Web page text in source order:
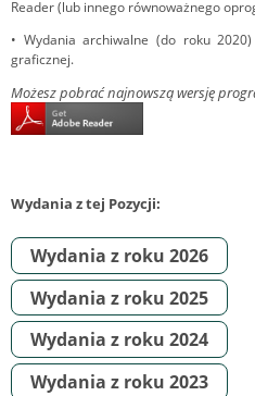
Reader (lub innego równoważnego
• Wydania archiwalne (do roku
graficznej.
Możesz pobrać najnowszą wersję
Wydania z tej Pozycji:
Wydania z roku 2026
Wydania z roku 2025
Wydania z roku 2024
Wydania z roku 2023